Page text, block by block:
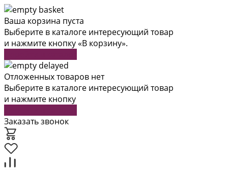
Ваша корзина пуста
Выберите в каталоге интересующий товар
и нажмите кнопку «В корзину».
Отложенных товаров нет
Выберите в каталоге интересующий товар
и нажмите кнопку
Заказать звонок